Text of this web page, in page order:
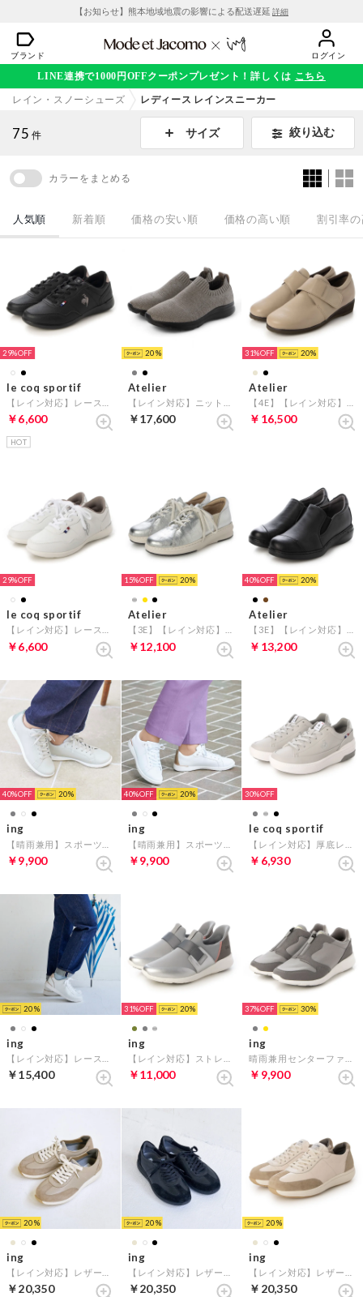
【お知らせ】熊本地域地震の影響による配送遅延 詳細
ブランド ログイン
LINE連携で1000円OFFクーポンプレゼント！詳しくは こちら
レイン・スノーシューズ レディース レインスニーカー
75 件 サイズ 絞り込む
カラーをまとめる
人気順 新着順 価格の安い順 価格の高い順 割引率
29%
le coq sportif
￥6,600
HOT
20
Atelier
￥17,600
31% 20
Atelier
￥16,500
29%
le coq sportif
￥6,600
15% 20
Atelier
￥12,100
40% 20
Atelier
￥13,200
40% 20
ing
￥9,900
40% 20
ing
￥9,900
30%
le coq sportif
￥6,930
20
ing
￥15,400
31% 20
ing
￥11,000
37% 30
ing
￥9,900
20
ing
￥20,350
20
ing
￥20,350
20
ing
￥20,350